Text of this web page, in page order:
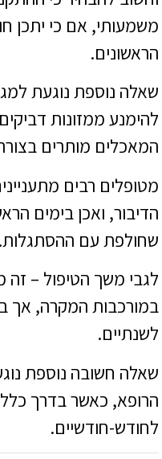
משמעותי, אם כי יתכן
הראשונים.
שאלה נוספת נוגעת
להימנע ממזונות
המאכלים מותרים
מטופלים רבים
הדיבור, ואכן בימים
שחולפת עם ההסתגלות.
לגבי משך הטיפול – זה
במורכבות המקרה, אך
לשנתיים.
שאלה חשובה נוספת
הרופא, כאשר בדרך
לחודש-חודשיים.